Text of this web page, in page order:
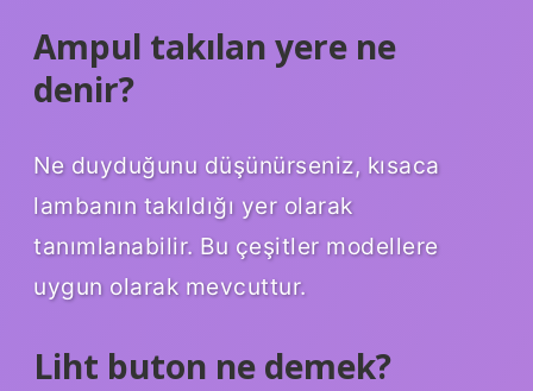
Ampul takılan yere ne
denir?
Ne duyduğunu düşünürseniz, kısaca
lambanın takıldığı yer olarak
tanımlanabilir. Bu çeşitler modellere
uygun olarak mevcuttur.
Liht buton ne demek?